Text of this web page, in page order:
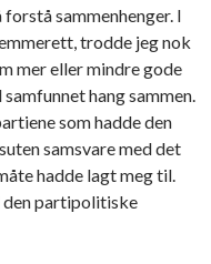
sammenhenger. I
trodde jeg nok
mer eller mindre gode
hang sammen.
som hadde den
samsvare med det
hadde lagt meg til.
den partipolitiske